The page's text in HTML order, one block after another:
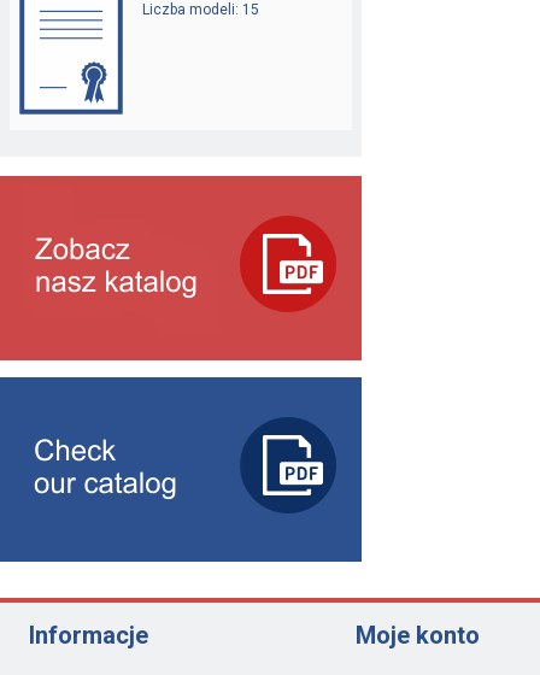
Liczba modeli: 15
Informacje Moje konto